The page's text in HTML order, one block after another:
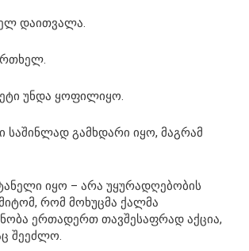
დაითვალა.
უნდა ყოფილიყო.
საშინლად გამხდარი იყო, მაგრამ
იყო – არა უყურადღებობის
რომ მოხუცმა ქალმა
ერთადერთ თავშესაფრად აქცია,
შეეძლო.